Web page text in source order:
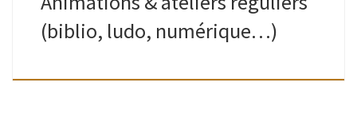
(biblio, ludo, numérique…)